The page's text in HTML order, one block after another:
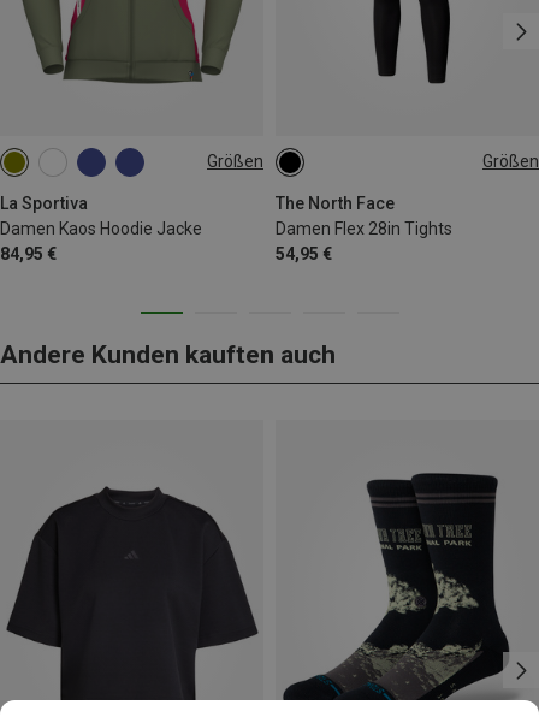
Größen
La Sportiva
Damen Kaos Hoodie Jacke
84,95 €
XS M Größen
The North Face
Damen Flex 28in Tights
54,95 €
XS
Andere Kunden kauften auch